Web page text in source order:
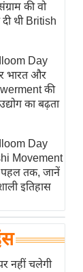
की वो
दी थी British
Day
भारत और
की
का बढ़ता
Day
Movement
तक, जानें
इतिहास
नहीं चलेगी